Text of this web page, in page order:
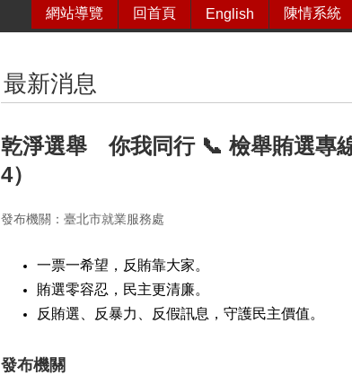
網站導覽 回首頁 English 陳情系統
最新消息
乾淨選舉 你我同行 📞 檢舉賄選專
4）
發布機關：臺北市就業服務處
一票一希望，反賄靠大家。
賄選零容忍，民主更清廉。
反賄選、反暴力、反假訊息，守護民主價值。
發布機關